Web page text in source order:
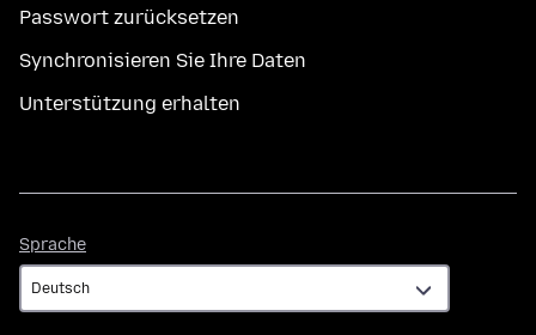
Passwort zurücksetzen
Synchronisieren Sie Ihre Daten
Unterstützung erhalten
Sprache